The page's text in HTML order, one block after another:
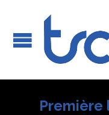
Première